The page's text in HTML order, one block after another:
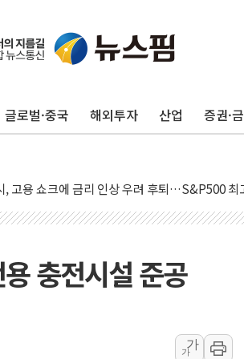
글로벌·중국 해외투자 산업 증권·
"용산공원 주택 검토, 민주당 스스로 원칙 뒤집는
수사권 폐지·공소청 출범…피해자들 '범죄 사
제주·인천 경선 결과 발표...'김민석 재역전 vs
, 고용 쇼크에 금리 인상 우려 후퇴…S&P500 최
연준 이사 해임 재추진…"26일까지 의혹 소명"
파 기세 꺾이나…고용 감소에 9월 동결 전망 우
슬람 수니파 3국, '공동방위협정' 체결… 이스라
신·자폐증 행정명령 검토…"이르면 다음 주"
법원, 백악관 무도회장 공사 중단 명령…트럼프
충전시설 준공
가
가